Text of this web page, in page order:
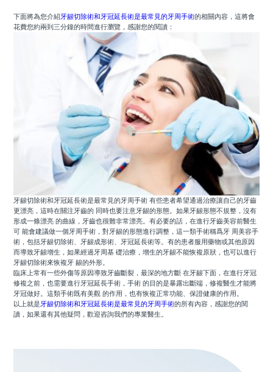
箍牙收費
下面將為您介紹牙龈切除術和牙冠延長術是最常見的牙周手術的相關內容，這將會
花費您約兩到三分鐘的時間進行瀏覽，感謝您的閱讀：
牙龈切除術和牙冠延長術是最常見的牙周手術 有些患者希望通過治療讓自己的牙齒
更漂亮，這時在關注牙齒的 同時也要注意牙龈的形態。如果牙龈形態不規整，沒有
形成一條漂亮 的曲線，牙齒也很難非常漂亮。有必要的話，在進行牙齒美容前醫生
可 能會建議做一個牙周手術，對牙龈的形態進行調整，這一類手術稱爲牙 周美容手
術，包括牙龈切除術、牙龈成形術、牙冠延長術等。有的患者服用藥物或其他原因
而導致牙龈增生，如果經過牙周基 礎治療，增生的牙龈不能恢複原狀，也可以進行
牙龈切除術來恢複牙 龈的外形。
臨床上常有一些外傷等原因導致牙齒斷裂，最深的地方斷 在牙龈下面，在進行牙冠
修複之前，也需要進行牙冠延長手術，手術 的目的是暴露出斷端，修複醫生才能將
牙冠做好。這類手術既有美觀 的作用，也有恢複正常功能、保證健康的作用。
以上就是牙龈切除術和牙冠延長術是最常見的牙周手術的所有內容，感謝您的閱
讀，如果還有其他疑問，歡迎咨詢我們的專業醫生。